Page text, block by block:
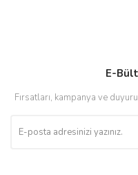
E-
Fırsatları, kampanya ve